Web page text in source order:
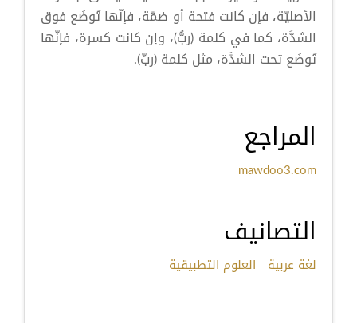
الأصليّة، فإن كانت فتحة أو ضمّة، فإنّها تُوضَع فوق
الشدَّة، كما في كلمة (ربُّ)، وإن كانت كسرة، فإنّها
تُوضَع تحت الشدَّة، مثل كلمة (ربِّ).
المراجع
mawdoo3.com
التصانيف
لغة عربية العلوم التطبيقية